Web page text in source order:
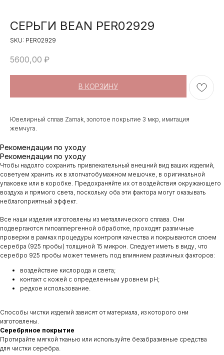
СЕРЬГИ BEAN PER02929
SKU: PER02929
5600,00 ₽
В КОРЗИНУ
Ювелирный сплав Zamak, золотое покрытие 3 мкр, имитация
жемчуга.
Рекомендации по уходу
Рекомендации по уходу
Чтобы надолго сохранить привлекательный внешний вид ваших изделий,
советуем хранить их в хлопчатобумажном мешочке, в оригинальной
упаковке или в коробке. Предохраняйте их от воздействия окружающего
воздуха и прямого света, поскольку оба эти фактора могут оказывать
неблагоприятный эффект.
Все наши изделия изготовлены из металлического сплава. Они
подвергаются гипоаллергенной обработке, проходят различные
проверки в рамках процедуры контроля качества и покрываются слоем
серебра (925 пробы) толщиной 15 микрон. Следует иметь в виду, что
серебро 925 пробы может темнеть под влиянием различных факторов:
воздействие кислорода и света;
контакт с кожей с определенным уровнем pH;
редкое использование.
Способы чистки изделий зависят от материала, из которого они
изготовлены.
Серебряное покрытие
Протирайте мягкой тканью или используйте безабразивные средства
для чистки серебра.